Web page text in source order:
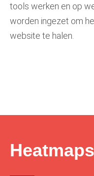
tools werken en op
worden ingezet om
website te halen.
Heatmaps